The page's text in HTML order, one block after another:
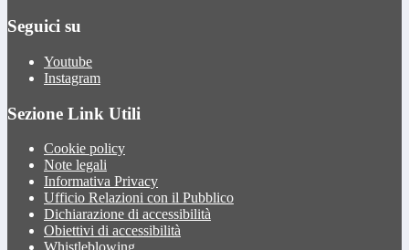
Seguici su
Youtube
Instagram
Sezione Link Utili
Cookie policy
Note legali
Informativa Privacy
Ufficio Relazioni con il Pubblico
Dichiarazione di accessibilità
Obiettivi di accessibilità